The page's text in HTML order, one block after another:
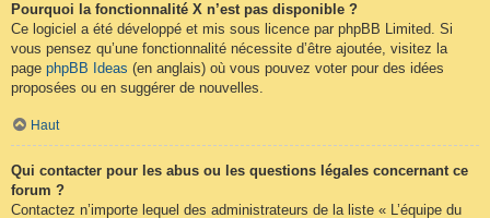
Pourquoi la fonctionnalité X n’est pas disponible ?
Ce logiciel a été développé et mis sous licence par phpBB Limited. Si
vous pensez qu’une fonctionnalité nécessite d’être ajoutée, visitez la
page phpBB Ideas (en anglais) où vous pouvez voter pour des idées
proposées ou en suggérer de nouvelles.
Haut
Qui contacter pour les abus ou les questions légales concernant ce
forum ?
Contactez n’importe lequel des administrateurs de la liste « L’équipe du